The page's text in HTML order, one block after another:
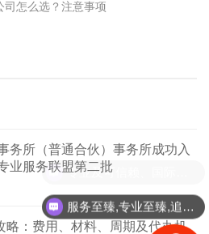
司怎么选？注意事项
务所（普通合伙）事务所成功入
业服务联盟第二批
略：费用、材料、周期及代办机
服务至臻,专业至臻,追求至臻!